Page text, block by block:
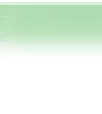
Machen Sie